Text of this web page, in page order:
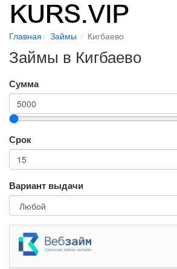
Главная Займы Кигбаево
Займы в Кигбаево
Сумма
Срок
Вариант выдачи